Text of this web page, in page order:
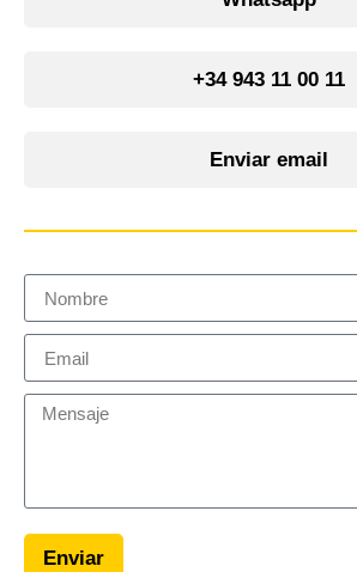
+34 943 11 00 11
Enviar email
Enviar